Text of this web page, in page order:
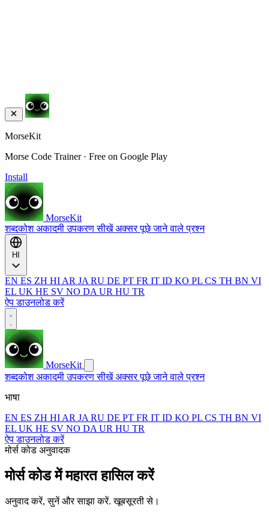
MorseKit
Morse Code Trainer · Free on Google Play
Install
MorseKit
शब्दकोशअकादमीउपकरणसीखेंअक्सर पूछे जाने वाले प्रश्न
EN ES ZH HI AR JA RU DE PT FR IT ID KO PL CS TH BN VI
EL UK HE SV NO DA UR HU TR
ऐप डाउनलोड करें
MorseKit
शब्दकोशअकादमीउपकरणसीखेंअक्सर पूछे जाने वाले प्रश्न
भाषा
EN ES ZH HI AR JA RU DE PT FR IT ID KO PL CS TH BN VI
EL UK HE SV NO DA UR HU TR
ऐप डाउनलोड करें
मोर्स कोड अनुवादक
मोर्स कोड में महारत हासिल करें
अनुवाद करें, सुनें और साझा करें. खूबसूरती से।